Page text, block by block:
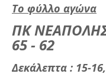
Το φύλλο αγώνα
ΠΚ
65 - 62
Δεκάλεπτα : 15-